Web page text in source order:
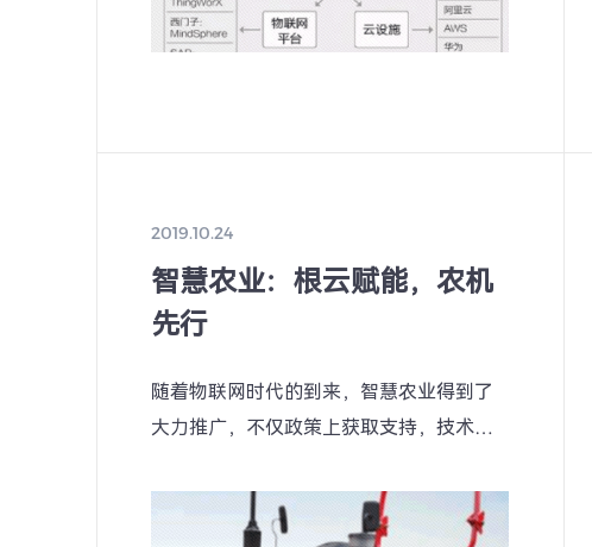
应用场景，尤其是加快推动工业企业数字化转
和服务业协同发展，更好赋能现代化产业体系
2019.10.24
智慧农业：根云赋能，农机
先行
随着物联网时代的到来，智慧农业得到了
大力推广，不仅政策上获取支持，技术层
来。